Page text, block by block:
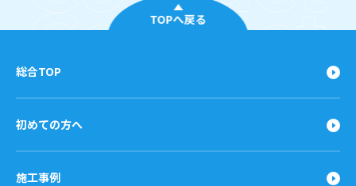
TOPへ戻る
総合TOP
初めての方へ
施工事例